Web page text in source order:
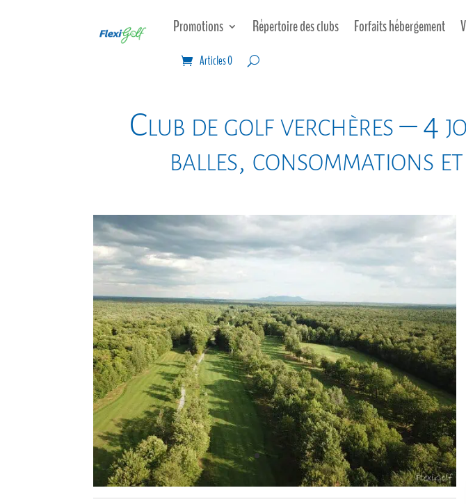
Promotions Répertoire des clubs Forfaits hébergement
Articles 0
Club de golf verchères – 4
balles, consommations